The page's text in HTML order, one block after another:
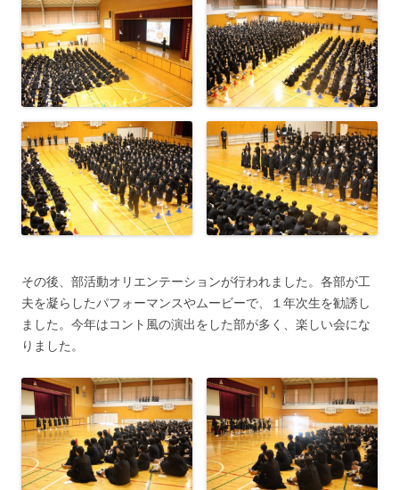
その後、部活動オリエンテーションが行われました。各部が工
夫を凝らしたパフォーマンスやムービーで、１年次生を勧誘し
ました。今年はコント風の演出をした部が多く、楽しい会にな
りました。